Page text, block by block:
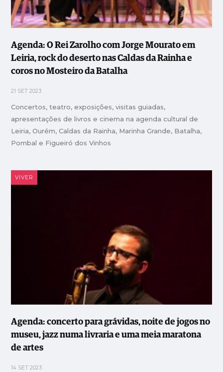
Agenda: O Rei Zarolho com Jorge Mourato em
Leiria, rock do deserto nas Caldas da Rainha e
coros no Mosteiro da Batalha
21 SET 2023
Concertos, teatro, exposições, visitas guiadas,
apresentações de livros e cinema na agenda cultural de
Leiria, Ourém, Caldas da Rainha, Marinha Grande, Batalha,
Pombal e Figueiró dos Vinhos
VIVER
Agenda: concerto para grávidas, noite de jogos no
museu, jazz numa livraria e uma meia maratona
de artes
14 SET 2023